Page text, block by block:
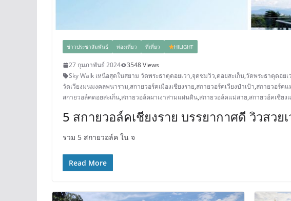
ข่าวประชาสัมพันธ์ ท่องเที่ยว ที่เที่ยว HILIGHT
27 กุมภาพันธ์ 2024
3548 Views
Sky Walk เหนือสุดในสยาม วัดพระธาตุดอยเวา,จุดชมวิว,ดอยสะเก็น,วัดพระธาตุดอยเ
วัดเวียงมนมงคลพนาราม,สกายวอร์คเมืองเชียงราย,สกายวอร์คเวียงป่าเป้า,สกายวอร์คแ
สกายวอล์คดอยสะเก็น,สกายวอล์คผาเงาสามแผ่นดิน,สกายวอล์คแม่สาย,สกายวอ์คเชียง
5 สกายวอล์คเชียงราย บรรยากาศดี วิวสวย
รวม 5 สกายวอล์ค ใน จ
Read More